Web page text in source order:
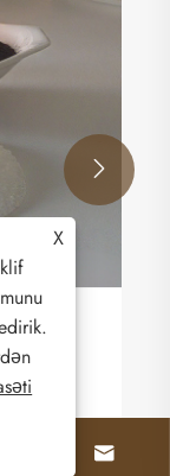
necə


X